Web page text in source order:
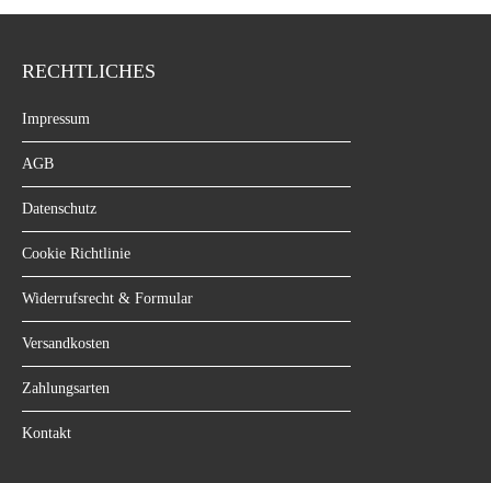
RECHTLICHES
Impressum
AGB
Datenschutz
Cookie Richtlinie
Widerrufsrecht & Formular
Versandkosten
Zahlungsarten
Kontakt